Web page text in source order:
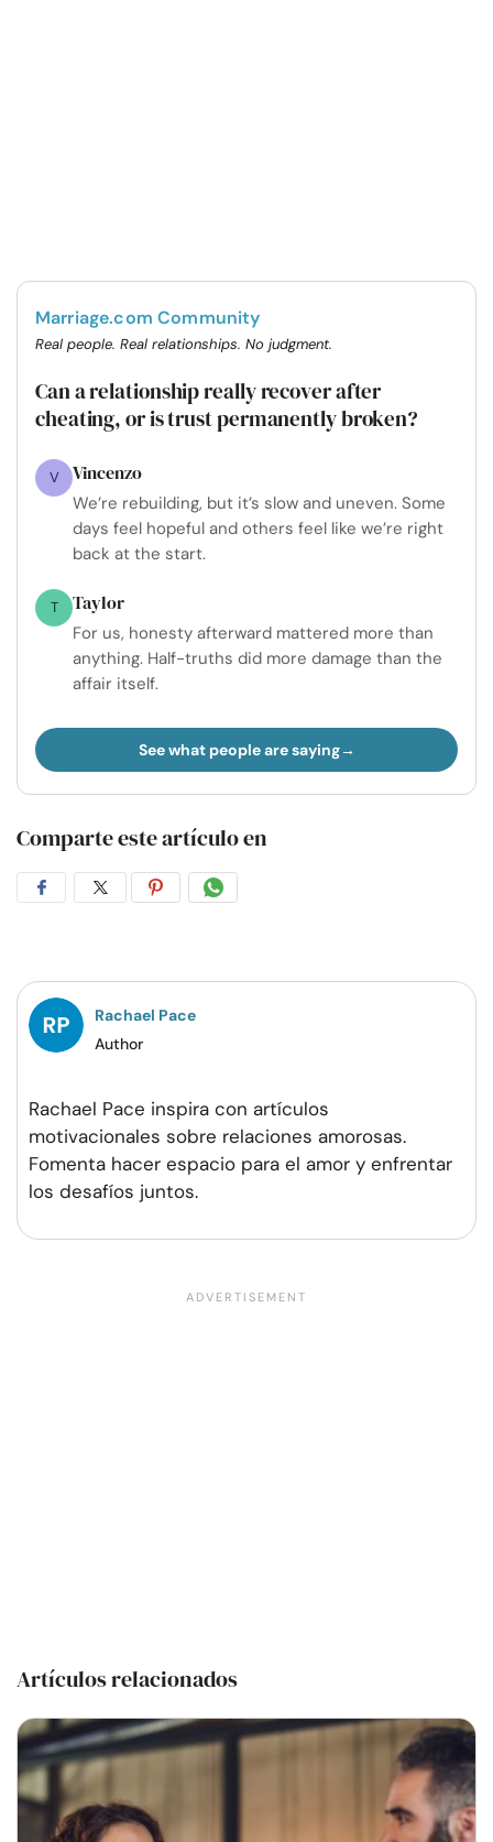
Marriage.com Community
Real people. Real relationships. No judgment.
Can a relationship really recover after
cheating, or is trust permanently broken?
V Vincenzo
We’re rebuilding, but it’s slow and uneven. Some
days feel hopeful and others feel like we’re right
back at the start.
T Taylor
For us, honesty afterward mattered more than
anything. Half-truths did more damage than the
affair itself.
See what people are saying
Comparte este artículo en
CompartirCompartirCompartirCompartir
Rachael Pace
Author
Rachael Pace inspira con artículos
motivacionales sobre relaciones amorosas.
Fomenta hacer espacio para el amor y enfrentar
los desafíos juntos.
Artículos relacionados